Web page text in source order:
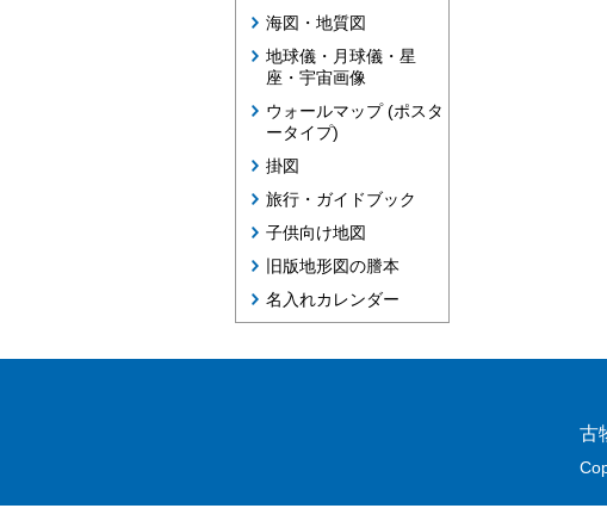
海図・地質図
地球儀・月球儀・星
座・宇宙画像
ウォールマップ (ポスタ
ータイプ)
掛図
旅行・ガイドブック
子供向け地図
旧版地形図の謄本
名入れカレンダー
古